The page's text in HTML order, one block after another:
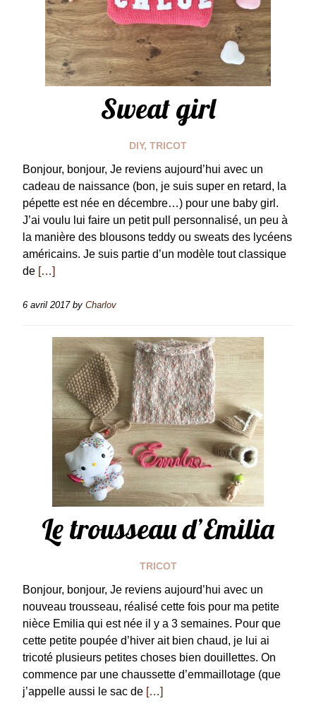
Sweat girl
DIY, TRICOT
Bonjour, bonjour, Je reviens aujourd’hui avec un
cadeau de naissance (bon, je suis super en retard, la
pépette est née en décembre…) pour une baby girl.
J’ai voulu lui faire un petit pull personnalisé, un peu à
la manière des blousons teddy ou sweats des lycéens
américains. Je suis partie d’un modèle tout classique
de […]
6 avril 2017by Charlov
Le trousseau d’Emilia
TRICOT
Bonjour, bonjour, Je reviens aujourd’hui avec un
nouveau trousseau, réalisé cette fois pour ma petite
nièce Emilia qui est née il y a 3 semaines. Pour que
cette petite poupée d’hiver ait bien chaud, je lui ai
tricoté plusieurs petites choses bien douillettes. On
commence par une chaussette d’emmaillotage (que
j’appelle aussi le sac de […]